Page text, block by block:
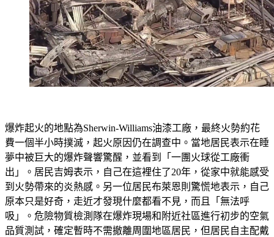
爆炸起火的地點為Sherwin-Williams油漆工廠，最終火勢約花
費一個半小時撲滅，起火原因仍在調查中。當地居民表示在睡
夢中被巨大的爆炸聲響驚醒，並看到「一團火球從工廠衝
出」。居民吉姆表示，自己在這裡住了20年，從家中就能感受
到火勢帶來的炎熱感。另一位居民布萊恩則驚慌地表示，自己
原本只是好奇，走近才發現什麼都看不見，而且「無法呼
吸」。危險物質檢測隊在爆炸現場和附近社區進行初步的空氣